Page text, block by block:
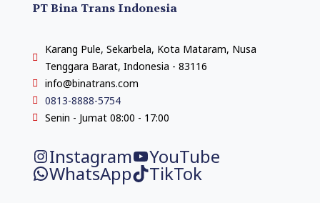
PT Bina Trans Indonesia
Karang Pule, Sekarbela, Kota Mataram, Nusa
Tenggara Barat, Indonesia - 83116
info@binatrans.com
0813-8888-5754
Senin - Jumat 08:00 - 17:00
Instagram YouTube
WhatsApp TikTok